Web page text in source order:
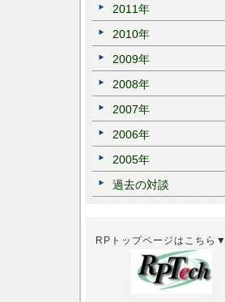
2011年
2010年
2009年
2008年
2007年
2006年
2005年
過去の対談
RPトップページはこちら▼